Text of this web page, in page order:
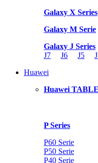
Galaxy X Series
Galaxy M Serie
Galaxy J Series
J7
J6 J5
Huawei
Huawei
P Series
P60 Serie
P50 Serie
P40 Serie